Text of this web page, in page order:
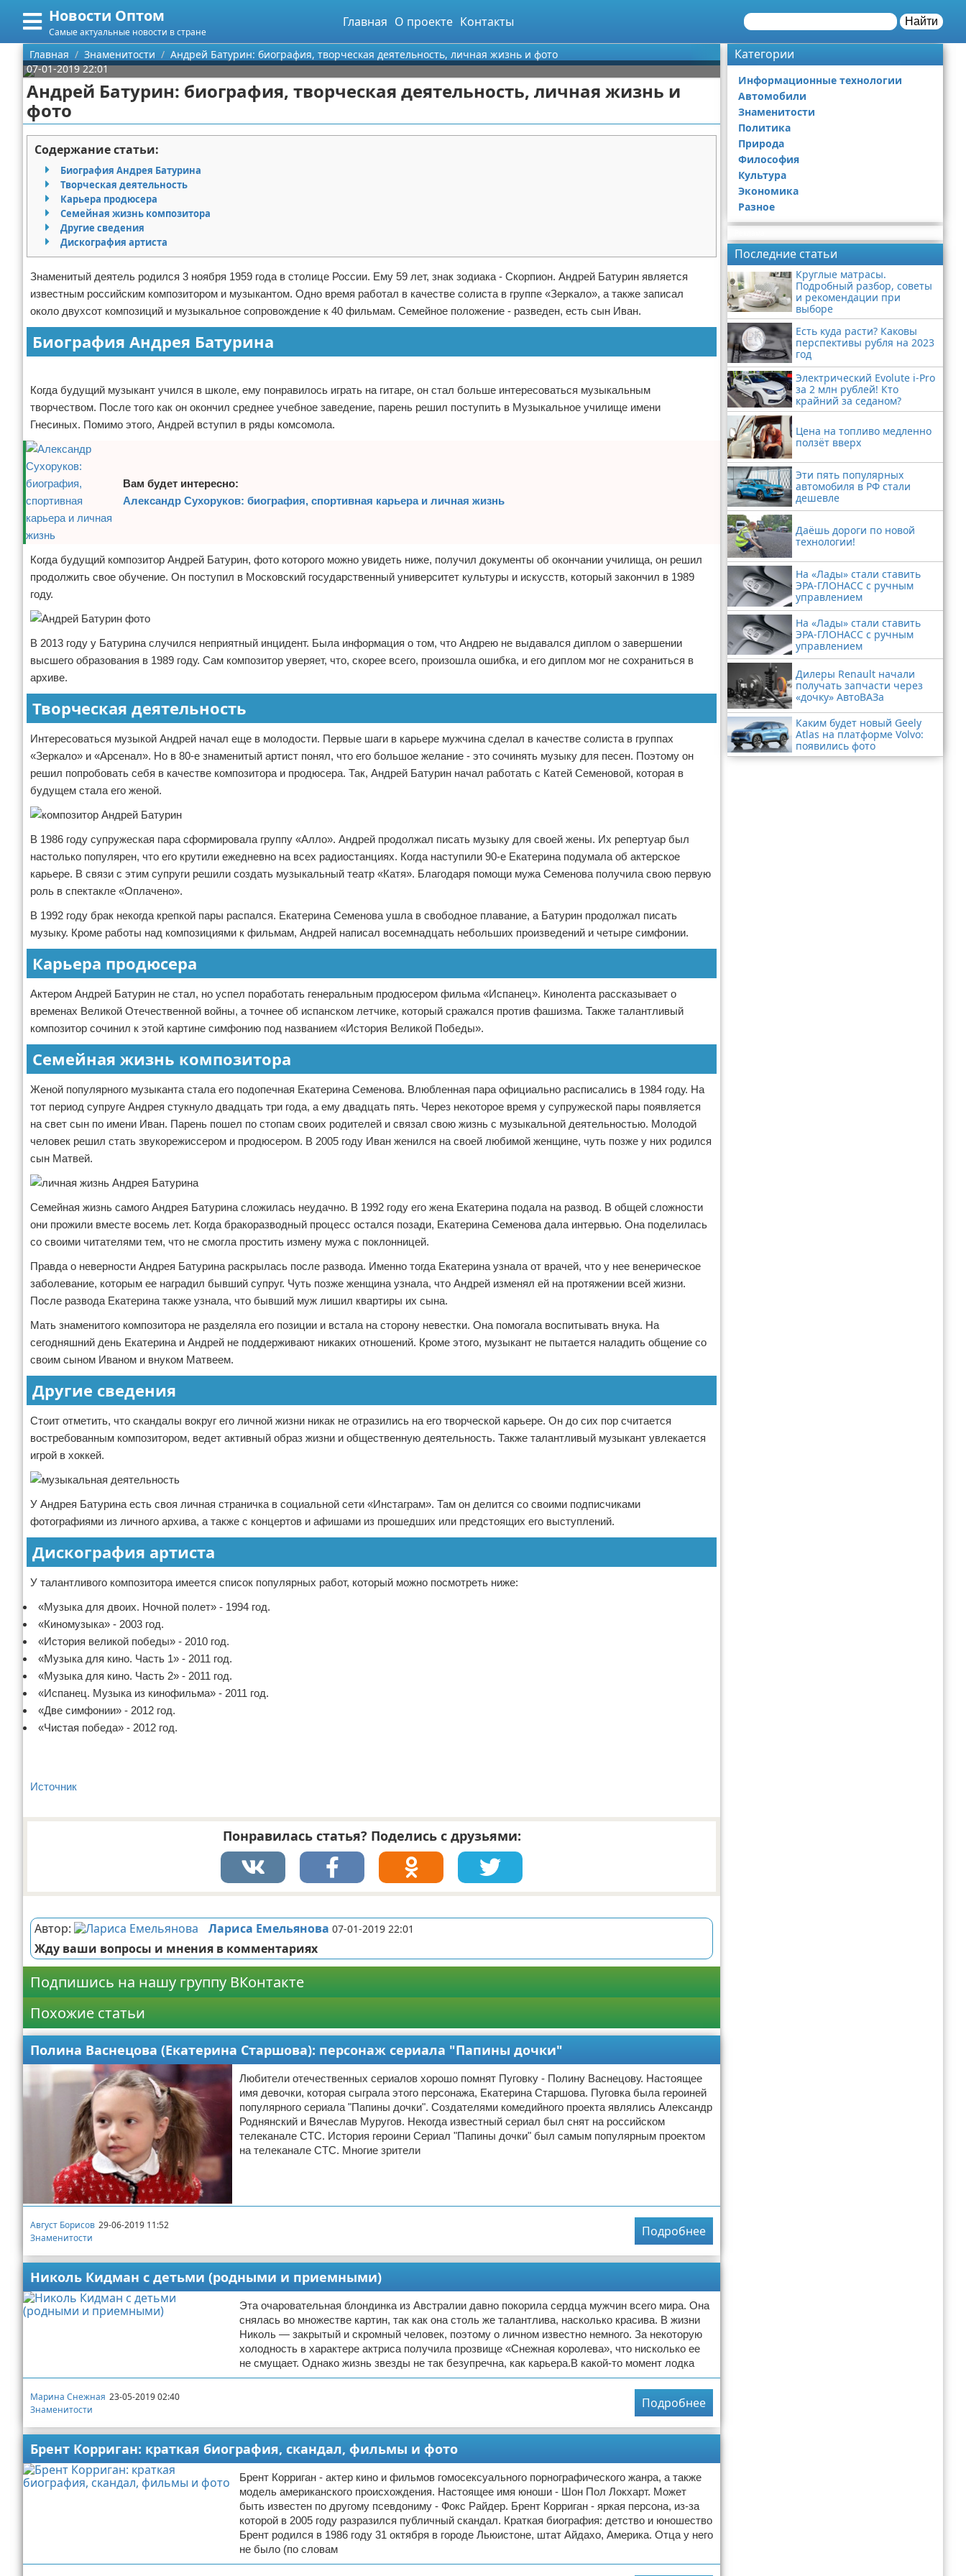
Новости Оптом
Самые актуальные новости в стране
Главная О проекте Контакты Найти
Меню
Главная
Категории
Информационные технологии
Автомобили
Знаменитости
Политика
Природа
Философия
Культура
Экономика
Поиск
О проекте
Контакты
Сотрудничество
Размещение рекламы
Для правообладателей
Условия предоставления информации
Отказ от ответственности
Главная Знаменитости
Андрей Батурин: биография, творческая деятельность, личная жизнь и фото
07-01-2019 22:01
Андрей Батурин: биография, творческая деятельность, личная жизнь и
фото
Содержание статьи:
Биография Андрея Батурина
Творческая деятельность
Карьера продюсера
Семейная жизнь композитора
Другие сведения
Дискография артиста
Знаменитый деятель родился 3 ноября 1959 года в столице России. Ему 59 лет, знак зодиака - Скорпион. Андрей Батурин является
известным российским композитором и музыкантом. Одно время работал в качестве солиста в группе «Зеркало», а также записал
около двухсот композиций и музыкальное сопровождение к 40 фильмам. Семейное положение - разведен, есть сын Иван.
Биография Андрея Батурина
Когда будущий музыкант учился в школе, ему понравилось играть на гитаре, он стал больше интересоваться музыкальным
творчеством. После того как он окончил среднее учебное заведение, парень решил поступить в Музыкальное училище имени
Гнесиных. Помимо этого, Андрей вступил в ряды комсомола.
Вам будет интересно:
Александр Сухоруков: биография, спортивная карьера и личная жизнь
Когда будущий композитор Андрей Батурин, фото которого можно увидеть ниже, получил документы об окончании училища, он решил
продолжить свое обучение. Он поступил в Московский государственный университет культуры и искусств, который закончил в 1989
году.
В 2013 году у Батурина случился неприятный инцидент. Была информация о том, что Андрею не выдавался диплом о завершении
высшего образования в 1989 году. Сам композитор уверяет, что, скорее всего, произошла ошибка, и его диплом мог не сохраниться в
архиве.
Творческая деятельность
Интересоваться музыкой Андрей начал еще в молодости. Первые шаги в карьере мужчина сделал в качестве солиста в группах
«Зеркало» и «Арсенал». Но в 80-е знаменитый артист понял, что его большое желание - это сочинять музыку для песен. Поэтому он
решил попробовать себя в качестве композитора и продюсера. Так, Андрей Батурин начал работать с Катей Семеновой, которая в
будущем стала его женой.
В 1986 году супружеская пара сформировала группу «Алло». Андрей продолжал писать музыку для своей жены. Их репертуар был
настолько популярен, что его крутили ежедневно на всех радиостанциях. Когда наступили 90-е Екатерина подумала об актерское
карьере. В связи с этим супруги решили создать музыкальный театр «Катя». Благодаря помощи мужа Семенова получила свою первую
роль в спектакле «Оплачено».
В 1992 году брак некогда крепкой пары распался. Екатерина Семенова ушла в свободное плавание, а Батурин продолжал писать
музыку. Кроме работы над композициями к фильмам, Андрей написал восемнадцать небольших произведений и четыре симфонии.
Карьера продюсера
Актером Андрей Батурин не стал, но успел поработать генеральным продюсером фильма «Испанец». Кинолента рассказывает о
временах Великой Отечественной войны, а точнее об испанском летчике, который сражался против фашизма. Также талантливый
композитор сочинил к этой картине симфонию под названием «История Великой Победы».
Семейная жизнь композитора
Женой популярного музыканта стала его подопечная Екатерина Семенова. Влюбленная пара официально расписались в 1984 году. На
тот период супруге Андрея стукнуло двадцать три года, а ему двадцать пять. Через некоторое время у супружеской пары появляется
на свет сын по имени Иван. Парень пошел по стопам своих родителей и связал свою жизнь с музыкальной деятельностью. Молодой
человек решил стать звукорежиссером и продюсером. В 2005 году Иван женился на своей любимой женщине, чуть позже у них родился
сын Матвей.
Семейная жизнь самого Андрея Батурина сложилась неудачно. В 1992 году его жена Екатерина подала на развод. В общей сложности
они прожили вместе восемь лет. Когда бракоразводный процесс остался позади, Екатерина Семенова дала интервью. Она поделилась
со своими читателями тем, что не смогла простить измену мужа с поклонницей.
Правда о неверности Андрея Батурина раскрылась после развода. Именно тогда Екатерина узнала от врачей, что у нее венерическое
заболевание, которым ее наградил бывший супруг. Чуть позже женщина узнала, что Андрей изменял ей на протяжении всей жизни.
После развода Екатерина также узнала, что бывший муж лишил квартиры их сына.
Мать знаменитого композитора не разделяла его позиции и встала на сторону невестки. Она помогала воспитывать внука. На
сегодняшний день Екатерина и Андрей не поддерживают никаких отношений. Кроме этого, музыкант не пытается наладить общение со
своим сыном Иваном и внуком Матвеем.
Другие сведения
Стоит отметить, что скандалы вокруг его личной жизни никак не отразились на его творческой карьере. Он до сих пор считается
востребованным композитором, ведет активный образ жизни и общественную деятельность. Также талантливый музыкант увлекается
игрой в хоккей.
У Андрея Батурина есть своя личная страничка в социальной сети «Инстаграм». Там он делится со своими подписчиками
фотографиями из личного архива, а также с концертов и афишами из прошедших или предстоящих его выступлений.
Дискография артиста
У талантливого композитора имеется список популярных работ, который можно посмотреть ниже:
«Музыка для двоих. Ночной полет» - 1994 год.
«Киномузыка» - 2003 год.
«История великой победы» - 2010 год.
«Музыка для кино. Часть 1» - 2011 год.
«Музыка для кино. Часть 2» - 2011 год.
«Испанец. Музыка из кинофильма» - 2011 год.
«Две симфонии» - 2012 год.
«Чистая победа» - 2012 год.
Источник
Понравилась статья? Поделись с друзьями:
Автор: Лариса Емельянова 07-01-2019 22:01
Жду ваши вопросы и мнения в комментариях
Подпишись на нашу группу ВКонтакте
Похожие статьи
Полина Васнецова (Екатерина Старшова): персонаж сериала "Папины дочки"
Любители отечественных сериалов хорошо помнят Пуговку - Полину Васнецову. Настоящее
имя девочки, которая сыграла этого персонажа, Екатерина Старшова. Пуговка была героиней
популярного сериала "Папины дочки". Создателями комедийного проекта являлись Александр
Роднянский и Вячеслав Муругов. Некогда известный сериал был снят на российском
телеканале СТС. История героини Сериал "Папины дочки" был самым популярным проектом
на телеканале СТС. Многие зрители
Август Борисов 29-06-2019 11:52
Знаменитости
Подробнее
Николь Кидман с детьми (родными и приемными)
Эта очаровательная блондинка из Австралии давно покорила сердца мужчин всего мира. Она
снялась во множестве картин, так как она столь же талантлива, насколько красива. В жизни
Николь — закрытый и скромный человек, поэтому о личном известно немного. За некоторую
холодность в характере актриса получила прозвище «Снежная королева», что нисколько ее
не смущает. Однако жизнь звезды не так безупречна, как карьера.В какой-то момент лодка
Марина Снежная 23-05-2019 02:40
Знаменитости
Подробнее
Брент Корриган: краткая биография, скандал, фильмы и фото
Брент Корриган - актер кино и фильмов гомосексуального порнографического жанра, а также
модель американского происхождения. Настоящее имя юноши - Шон Пол Локхарт. Может
быть известен по другому псевдониму - Фокс Райдер. Брент Корриган - яркая персона, из-за
которой в 2005 году разразился публичный скандал. Краткая биография: детство и юношество
Брент родился в 1986 году 31 октября в городе Льюистоне, штат Айдахо, Америка. Отца у него
не было (по словам
Категории
Информационные технологии
Автомобили
Знаменитости
Политика
Природа
Философия
Культура
Экономика
Разное
Последние статьи
Круглые матрасы.
Подробный разбор, советы
и рекомендации при
выборе
Есть куда расти? Каковы
перспективы рубля на 2023
год
Электрический Evolute i-Pro
за 2 млн рублей! Кто
крайний за седаном?
Цена на топливо медленно
ползёт вверх
Эти пять популярных
автомобиля в РФ стали
дешевле
Даёшь дороги по новой
технологии!
На «Лады» стали ставить
ЭРА-ГЛОНАСС с ручным
управлением
На «Лады» стали ставить
ЭРА-ГЛОНАСС с ручным
управлением
Дилеры Renault начали
получать запчасти через
«дочку» АвтоВАЗа
Каким будет новый Geely
Atlas на платформе Volvo:
появились фото